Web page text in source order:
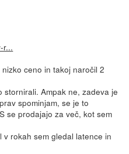
r...
ceno in takoj naročil 2
Ampak ne, zadeva je
spominjam, se je to
se prodajajo za več, kot sem
v rokah sem gledal latence in